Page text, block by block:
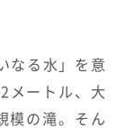
なる水」を意
メートル、大
模の滝。そん